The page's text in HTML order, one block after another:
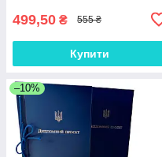
499,50 ₴ 555 ₴
Купити
–10%